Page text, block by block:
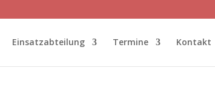
Einsatzabteilung Termine Kontakt